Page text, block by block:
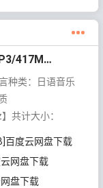
aespa《KISS N TELL》[无损FLAC/MP3/417MB]百度云网盘下载
种类：日语音乐
共计大小：
百度云网盘下载
网盘下载
盘下载